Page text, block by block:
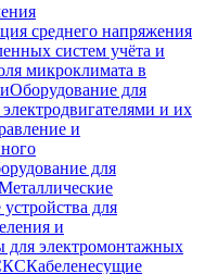
среднего напряжения
систем учёта и
микроклимата в
Оборудование для
и их
и
для
для
и
электромонтажных
Кабеленесущие